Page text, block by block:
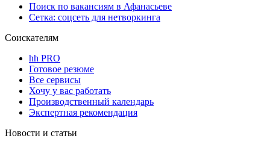
Поиск по вакансиям в Афанасьеве
Сетка: соцсеть для нетворкинга
Соискателям
hh PRO
Готовое резюме
Все сервисы
Хочу у вас работать
Производственный календарь
Экспертная рекомендация
Новости и статьи